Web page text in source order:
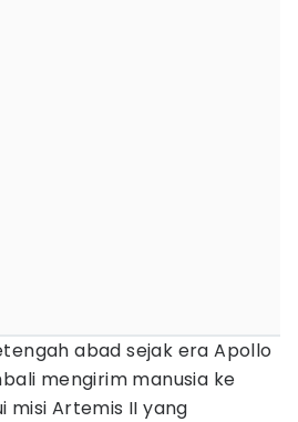
abad sejak era Apollo
mengirim manusia ke
misi Artemis II yang